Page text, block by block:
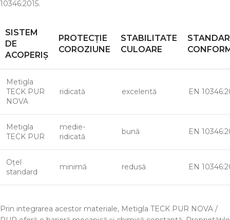
10346:2015.
SISTEM
DE
ACOPERIȘ
PROTECȚIE
COROZIUNE
STABILITATE
CULOARE
Metigla
TECK PUR
NOVA
ridicată excelentă EN
Metigla
TECK PUR
medie-
ridicată
bună EN
Oțel
standard
minimă redusă EN
Prin integrarea acestor materiale, Metigla TECK PUR NOVA /